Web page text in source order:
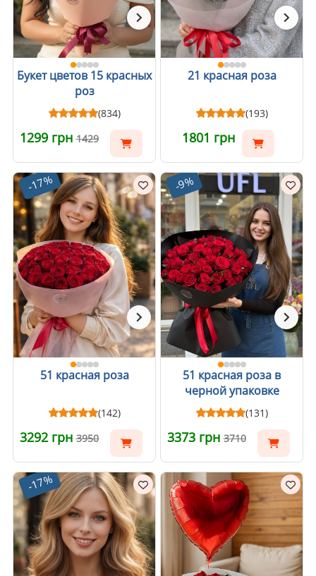
Букет цветов 15 красных
роз
(834)
1299 грн1429
21 красная роза
(193)
1801 грн
-17%
51 красная роза
(142)
3292 грн3950
-9%
51 красная роза в
черной упаковке
(131)
3373 грн3710
-17%